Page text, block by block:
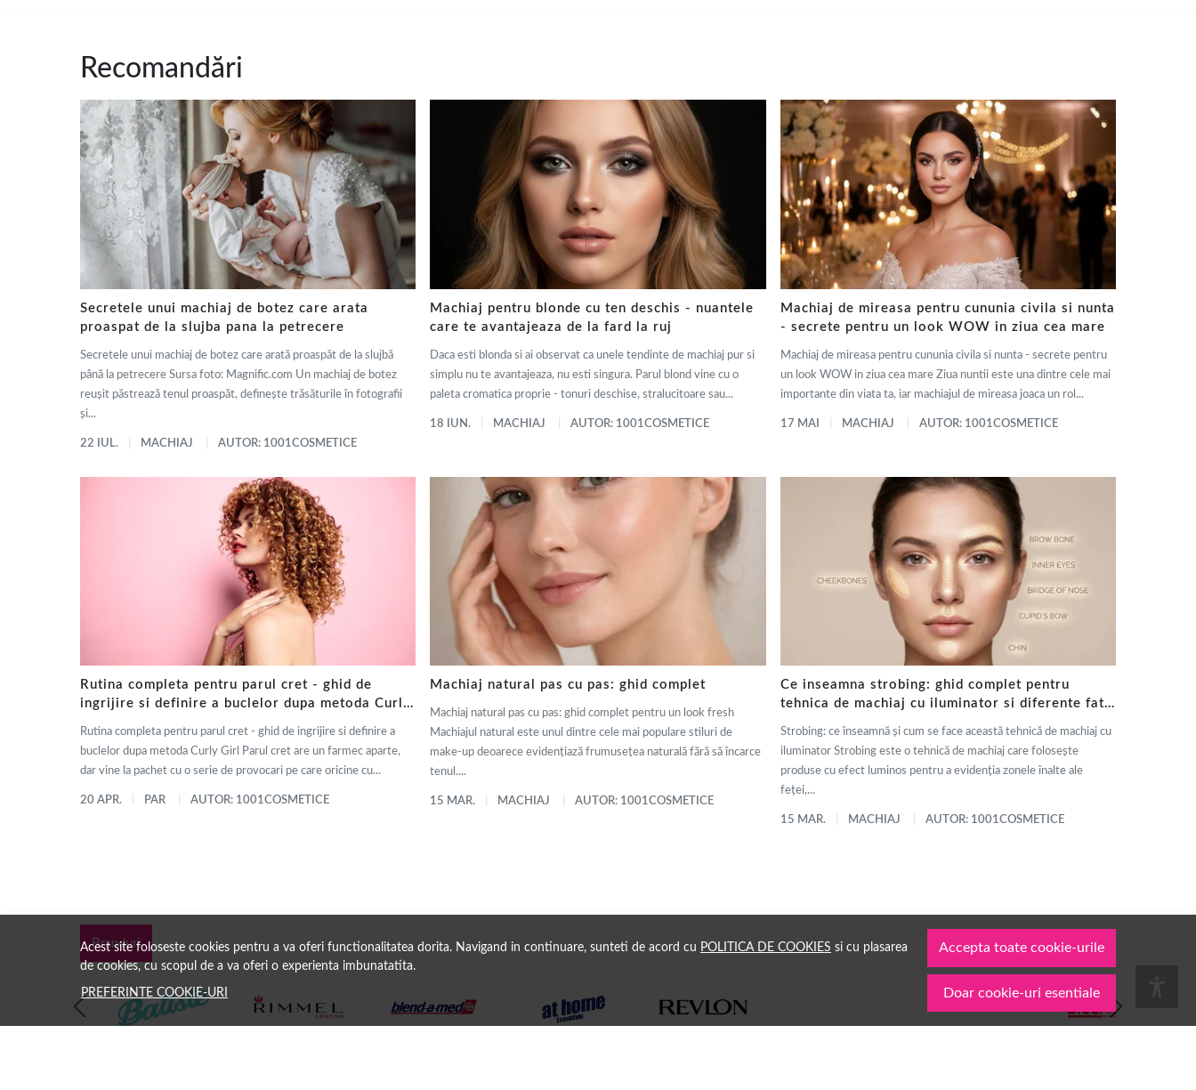
Acest site foloseste cookies pentru a va oferi functionalitatea dorita. Navigand in continuare, sunteti de acord cu POLITICA DE COOKIES si cu plasarea
de cookies, cu scopul de a va oferi o experienta imbunatatita.
PREFERINTE COOKIE-URI
Accepta toate cookie-urile
Doar cookie-uri esentiale
Recomandări
Secretele unui machiaj de botez care arata
proaspat de la slujba pana la petrecere
Secretele unui machiaj de botez care arată proaspăt de la slujbă
până la petrecere Sursa foto: Magnific.com Un machiaj de botez
reușit păstrează tenul proaspăt, definește trăsăturile în fotografii
și...
22 IUL. MACHIAJ AUTOR: 1001COSMETICE
Machiaj pentru blonde cu ten deschis - nuantele
care te avantajeaza de la fard la ruj
Daca esti blonda si ai observat ca unele tendinte de machiaj pur si
simplu nu te avantajeaza, nu esti singura. Parul blond vine cu o
paleta cromatica proprie - tonuri deschise, stralucitoare sau...
18 IUN. MACHIAJ AUTOR: 1001COSMETICE
Machiaj de mireasa pentru cununia civila si nunta
- secrete pentru un look WOW in ziua cea mare
Machiaj de mireasa pentru cununia civila si nunta - secrete pentru
un look WOW in ziua cea mare Ziua nuntii este una dintre cele mai
importante din viata ta, iar machiajul de mireasa joaca un rol...
17 MAI MACHIAJ AUTOR: 1001COSMETICE
Rutina completa pentru parul cret - ghid de
ingrijire si definire a buclelor dupa metoda Curly
Rutina completa pentru parul cret - ghid de ingrijire si definire a
buclelor dupa metoda Curly Girl Parul cret are un farmec aparte,
dar vine la pachet cu o serie de provocari pe care oricine cu...
20 APR. PAR AUTOR: 1001COSMETICE
Machiaj natural pas cu pas: ghid complet
Machiaj natural pas cu pas: ghid complet pentru un look fresh
Machiajul natural este unul dintre cele mai populare stiluri de
make-up deoarece evidențiază frumusețea naturală fără să încarce
tenul....
15 MAR. MACHIAJ AUTOR: 1001COSMETICE
Ce inseamna strobing: ghid complet pentru
tehnica de machiaj cu iluminator si diferente fata
Strobing: ce înseamnă și cum se face această tehnică de machiaj cu
iluminator Strobing este o tehnică de machiaj care folosește
produse cu efect luminos pentru a evidenția zonele înalte ale
feței,...
15 MAR. MACHIAJ AUTOR: 1001COSMETICE
Branduri